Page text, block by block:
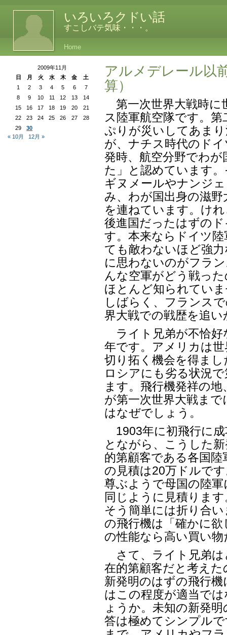
いろいろクドい話
すこしバテ気味・・・。
Home
アルメデレール以
算）
第一次世界大戦時に
ス陸軍航空隊です。
ぷりが災いしてあま
が、ナチス時代のド
発時、航空分野でわ
た」と認めています
ギヌメールやナンジ
み、わが国出身の滋
を連ねています。け
後進国だったはずの
す。本来ならドイツ
ても敵わないほど強
に思わないのがフラ
んな空軍がどう戦っ
ほとんど知られてい
しばらく、フランス
界大戦での戦歴を追
ライト兄弟が不恰好
年です。アメリカは
切り拓く機会を得ま
ロシアにも劣る状況
ます。飛行機発祥の
が第一次世界大戦ま
はなぜでしょう。
1903年に初飛行に
とながら、こうした
的第顧客である各国
の見積は20万ドルで
尊ぶようで母国の陸
同じように見積りま
そう簡単には折り合
の飛行機は「確かに
の性能なら高い買い
さて、ライト兄弟は
在的第顧客だと考え
新発明のはずの飛行
はこの程度が適当で
ょうか。未知の新発
答は極めてシンプル
2009年11月
日
月 火 水 木 金
土
1
2 3 4 5 6
7
8
9 10 11 12 13
14
15
16 17 18 19 20
21
22
23 24 25 26 27
28
29
30
« 10月
12月 »